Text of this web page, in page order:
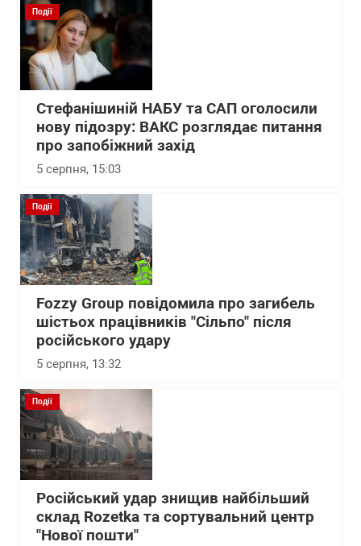
Події
Стефанішиній НАБУ та САП оголосили
нову підозру: ВАКС розглядає питання
про запобіжний захід
5 серпня, 15:03
Події
Fozzy Group повідомила про загибель
шістьох працівників "Сільпо" після
російського удару
5 серпня, 13:32
Події
Російський удар знищив найбільший
склад Rozetka та сортувальний центр
"Нової пошти"